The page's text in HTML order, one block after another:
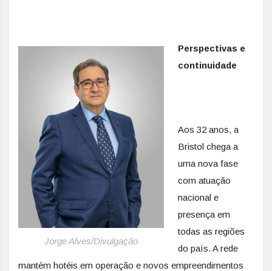
Jorge Alves/Divulgação
Perspectivas e
continuidade
Aos 32 anos, a
Bristol chega a
uma nova fase
com atuação
nacional e
presença em
todas as regiões
do país. A rede
mantém hotéis em operação e novos empreendimentos